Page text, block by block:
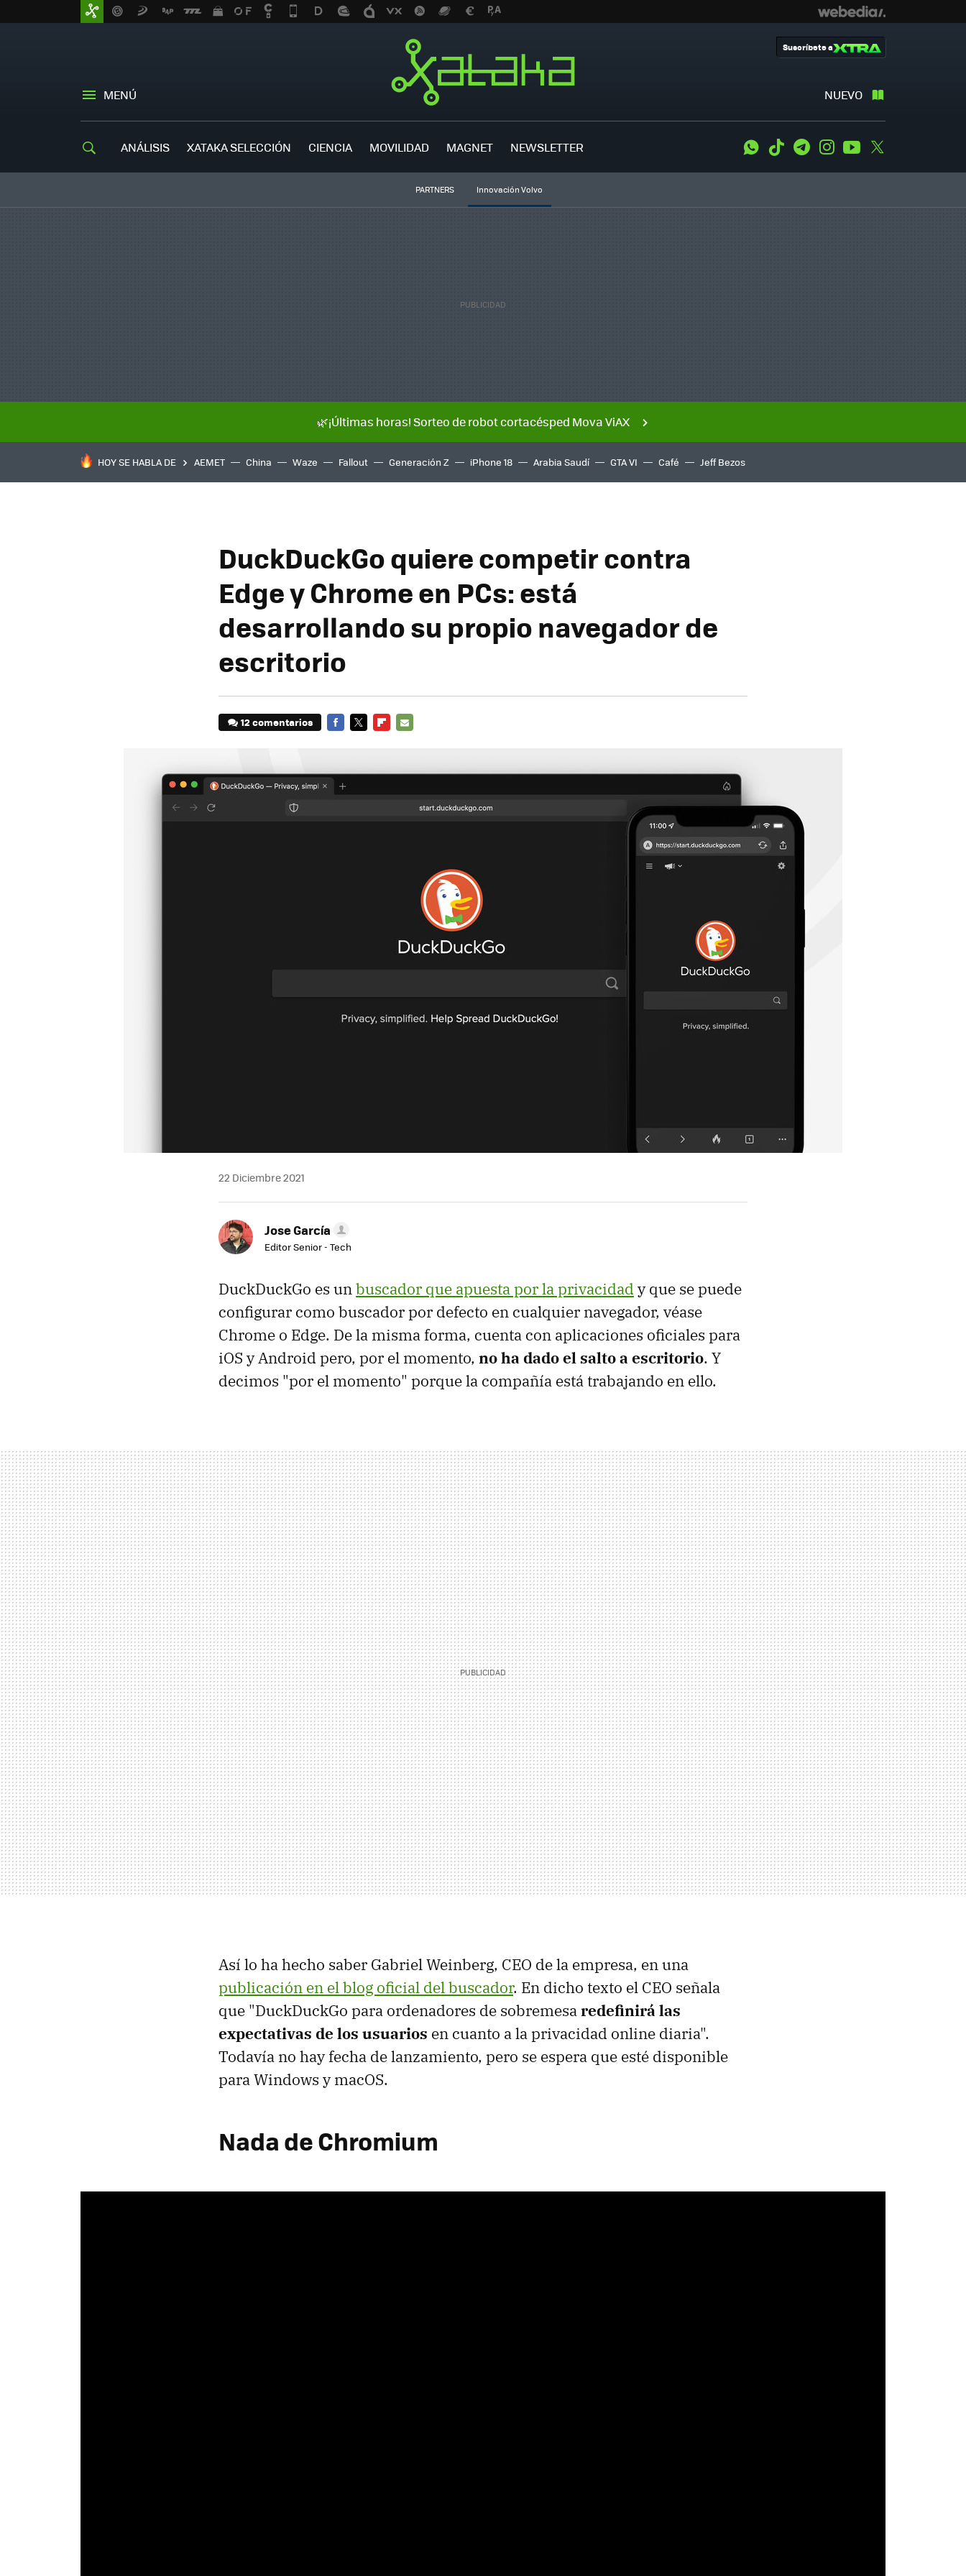
MENÚ NUEVO
Suscríbete a
ANÁLISIS XATAKA SELECCIÓN CIENCIA MOVILIDAD MAGNET NEWSLETTER WhatsApp
Tiktok TelegramInstagramYoutube
PARTNERS Innovación Volvo
🌿¡Últimas horas! Sorteo de robot cortacésped Mova ViAX
HOY SE HABLA DE AEMET China Waze Fallout Generación Z iPhone 18 Arabia Saudí GTA VI Café Jeff Bezos
DuckDuckGo quiere competir contra
Edge y Chrome en PCs: está
desarrollando su propio navegador de
escritorio
12 comentarios
22 Diciembre 2021
Jose García
Editor Senior - Tech
DuckDuckGo es unbuscador que apuesta por la privacidad y que se puede
configurar como buscador por defecto en cualquier navegador, véase
Chrome o Edge. De la misma forma, cuenta con aplicaciones oficiales para
iOS y Android pero, por el momento, no ha dado el salto a escritorio. Y
decimos "por el momento" porque la compañía está trabajando en ello.
Así lo ha hecho saber Gabriel Weinberg, CEO de la empresa, en una
publicación en el blog oficial del buscador. En dicho texto el CEO señala
que "DuckDuckGo para ordenadores de sobremesaredefinirá las
expectativas de los usuarios en cuanto a la privacidad online diaria".
Todavía no hay fecha de lanzamiento, pero se espera que esté disponible
para Windows y macOS.
Nada de Chromium